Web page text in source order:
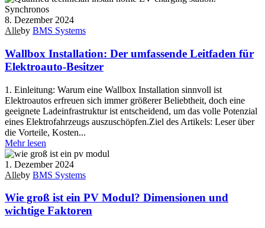
8. Dezember 2024
Alleby BMS Systems
Wallbox Installation: Der umfassende Leitfaden für
Elektroauto-Besitzer
1. Einleitung: Warum eine Wallbox Installation sinnvoll ist
Elektroautos erfreuen sich immer größerer Beliebtheit, doch eine
geeignete Ladeinfrastruktur ist entscheidend, um das volle Potenzial
eines Elektrofahrzeugs auszuschöpfen.Ziel des Artikels: Leser über
die Vorteile, Kosten...
Mehr lesen
1. Dezember 2024
Alleby BMS Systems
Wie groß ist ein PV Modul? Dimensionen und
wichtige Faktoren